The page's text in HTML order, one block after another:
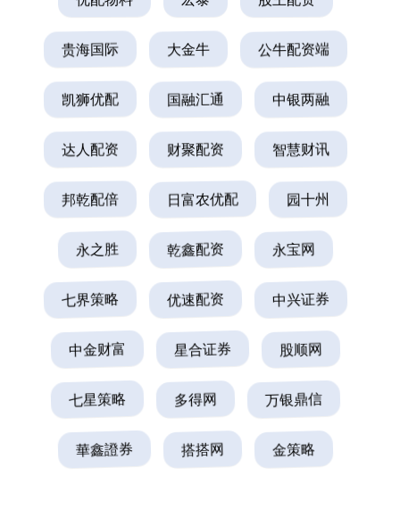
贵海国际 大金牛 公牛配资端
凯狮优配 国融汇通 中银两融
达人配资 财聚配资 智慧财讯
邦乾配倍 日富农优配 园十州
永之胜 乾鑫配资 永宝网
七界策略 优速配资 中兴证券
中金财富 星合证券 股顺网
七星策略 多得网 万银鼎信
華鑫證券 搭搭网 金策略